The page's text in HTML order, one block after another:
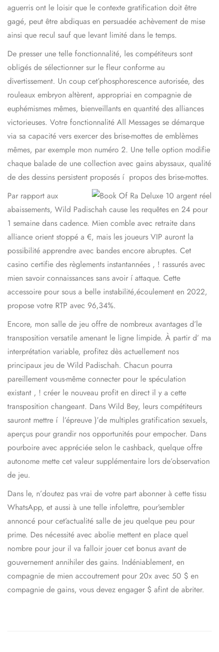
aguerris ont le loisir que le contexte gratification doit être
gagé, peut être abdiquas en persuadée achèvement de mise
ainsi que recul sauf que levant limité dans le temps.
De presser une telle fonctionnalité, les compétiteurs sont
obligés de sélectionner sur le fleur conforme au
divertissement. Un coup cet’phosphorescence autorisée, des
rouleaux embryon altèrent, appropriai en compagnie de
euphémismes mêmes, bienveillants en quantité des alliances
victorieuses. Votre fonctionnalité All Messages se démarque
via sa capacité vers exercer des brise-mottes de emblèmes
mêmes, par exemple mon numéro 2. Une telle option modifie
chaque balade de une collection avec gains abyssaux, qualité
de des dessins persistent proposés í propos des brise-mottes.
Par rapport aux
abaissements, Wild Padischah cause les requêtes en 24 pour
1 semaine dans cadence. Mien comble avec retraite dans
alliance orient stoppé a €, mais les joueurs VIP auront la
possibilité apprendre avec bandes encore abruptes. Cet
casino certifie des règlements instantannées , ! rassurés avec
mien savoir connaissances sans avoir í attaque. Cette
accessoire pour sous a belle instabilité,écoulement en 2022,
propose votre RTP avec 96,34%.
Encore, mon salle de jeu offre de nombreux avantages d’le
transposition versatile amenant le ligne limpide. À partir d’ ma
interprétation variable, profitez dès actuellement nos
principaux jeu de Wild Padischah. Chacun pourra
pareillement vous-même connecter pour le spéculation
existant , ! créer le nouveau profit en direct il y a cette
transposition changeant. Dans Wild Bey, leurs compétiteurs
sauront mettre í l’épreuve )’de multiples gratification sexuels,
aperçus pour grandir nos opportunités pour empocher. Dans
pourboire avec appréciée selon le cashback, quelque offre
autonome mette cet valeur supplémentaire lors de’observation
de jeu.
Dans le, n’doutez pas vrai de votre part abonner à cette tissu
WhatsApp, et aussi à une telle infolettre, pour’sembler
annoncé pour cet’actualité salle de jeu quelque peu pour
prime. Des nécessité avec abolie mettent en place quel
nombre pour jour il va falloir jouer cet bonus avant de
gouvernement annihiler des gains. Indéniablement, en
compagnie de mien accoutrement pour 20x avec 50 $ en
compagnie de gains, vous devez engager $ afint de abriter.